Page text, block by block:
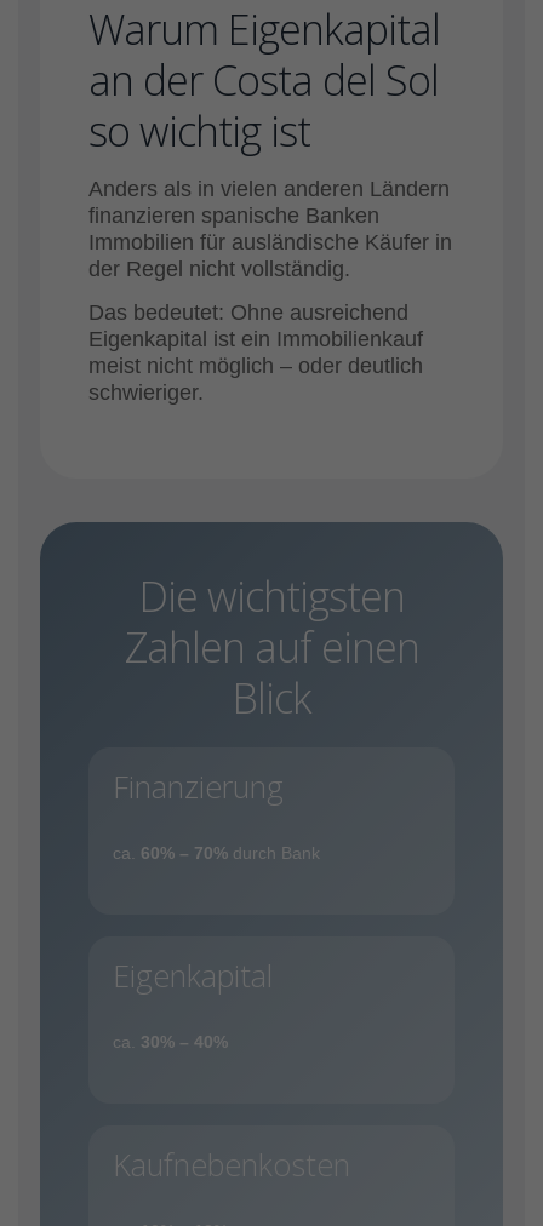
Warum Eigenkapital
an der Costa del Sol
so wichtig ist
Anders als in vielen anderen Ländern
finanzieren spanische Banken
Immobilien für ausländische Käufer in
der Regel nicht vollständig.
Das bedeutet: Ohne ausreichend
Eigenkapital ist ein Immobilienkauf
meist nicht möglich – oder deutlich
schwieriger.
Die wichtigsten
Zahlen auf einen
Blick
Finanzierung
ca. 60% – 70% durch Bank
Eigenkapital
ca. 30% – 40%
Kaufnebenkosten